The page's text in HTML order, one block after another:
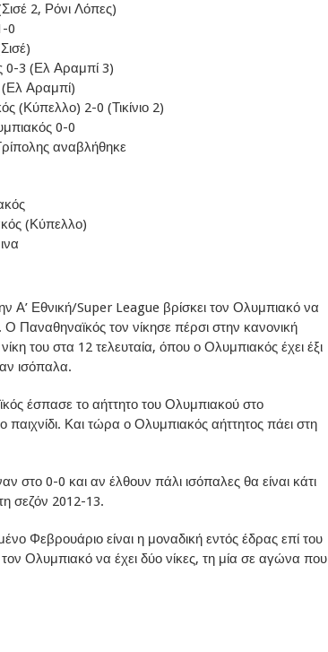
2, Ρόνι Λόπες)
0
0-3 (Ελ Αραμπί 3)
Αραμπί)
(Κύπελλο) 2-0 (Τικίνιο 2)
0-0
αναβλήθηκε
(Κύπελλο)
Α’ Εθνική/Super League βρίσκει τον Ολυμπιακό να
Ο Παναθηναϊκός τον νίκησε πέρσι στην κανονική
του στα 12 τελευταία, όπου ο Ολυμπιακός έχει έξι
ισόπαλα.
έσπασε το αήττητο του Ολυμπιακού στο
παιχνίδι. Και τώρα ο Ολυμπιακός αήττητος πάει στη
στο 0-0 και αν έλθουν πάλι ισόπαλες θα είναι κάτι
σεζόν 2012-13.
Φεβρουάριο είναι η μοναδική εντός έδρας επί του
Ολυμπιακό να έχει δύο νίκες, τη μία σε αγώνα που